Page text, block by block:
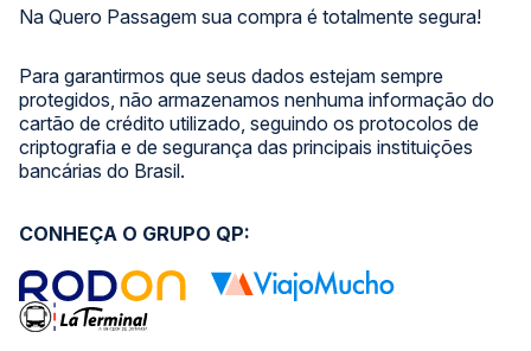
Na Quero Passagem sua compra é totalmente segura!
Para garantirmos que seus dados estejam sempre
protegidos, não armazenamos nenhuma informação do
cartão de crédito utilizado, seguindo os protocolos de
criptografia e de segurança das principais instituições
bancárias do Brasil.
CONHEÇA O GRUPO QP: